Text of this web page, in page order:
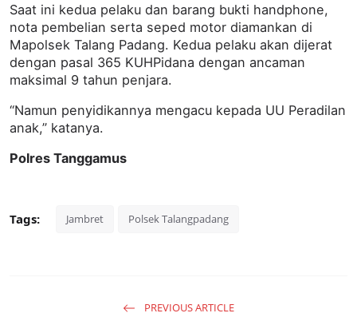
Saat ini kedua pelaku dan barang bukti handphone,
nota pembelian serta seped motor diamankan di
Mapolsek Talang Padang. Kedua pelaku akan dijerat
dengan pasal 365 KUHPidana dengan ancaman
maksimal 9 tahun penjara.
“Namun penyidikannya mengacu kepada UU Peradilan
anak,” katanya.
Polres Tanggamus
Tags: Jambret Polsek Talangpadang
PREVIOUS ARTICLE